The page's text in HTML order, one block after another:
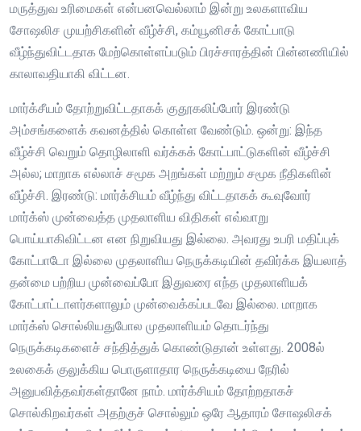
மருத்துவ உரிமைகள் என்பனவெல்லாம் இன்று உலகளாவிய
சோஷலிச முயற்சிகளின் வீழ்ச்சி, கம்யூனிசக் கோட்பாடு
வீழ்ந்துவிட்டதாக மேற்கொள்ளப்படும் பிரச்சாரத்தின் பின்னணியில்
காலாவதியாகி விட்டன.
மார்க்சீயம் தோற்றுவிட்டதாகக் குதூகலிப்போர் இரண்டு
அம்சங்களைக் கவனத்தில் கொள்ள வேண்டும். ஒன்று: இந்த
வீழ்ச்சி வெறும் தொழிலாளி வர்க்கக் கோட்பாட்டுகளின் வீழ்ச்சி
அல்ல; மாறாக எல்லாச் சமூக அறங்கள் மற்றும் சமூக நீதிகளின்
வீழ்ச்சி. இரண்டு: மார்க்சியம் வீழ்ந்து விட்டதாகக் கூவுவோர்
மார்க்ஸ் முன்வைத்த முதலாளிய விதிகள் எவ்வாறு
பொய்யாகிவிட்டன என நிறுவியது இல்லை. அவரது உபரி மதிப்புக்
கோட்பாடோ இல்லை முதலாளிய நெருக்கடியின் தவிர்க்க இயலாத்
தன்மை பற்றிய முன்வைப்போ இதுவரை எந்த முதலாளியக்
கோட்பாட்டாளர்களாலும் முன்வைக்கப்படவே இல்லை. மாறாக
மார்க்ஸ் சொல்லியதுபோல முதலாளியம் தொடர்ந்து
நெருக்கடிகளைச் சந்தித்துக் கொண்டுதான் உள்ளது. 2008ல்
உலகைக் குலுக்கிய பொருளாதார நெருக்கடியை நேரில்
அனுபவித்தவர்கள்தானே நாம். மார்க்சியம் தோற்றதாகச்
சொல்கிறவர்கள் அதற்குச் சொல்லும் ஒரே ஆதாரம் சோஷலிசக்